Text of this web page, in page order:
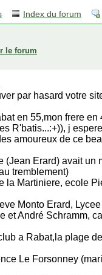
Index du forum
le forum
par hasard votre
en 55,mon frere
R'batis...:+)), j
amoureux de ce
(Jean Erard) avait un
tremblement)
la Martiniere, ecole
Monto Erard,
et André Schramm,
a Rabat,la plage
Le Forsonney